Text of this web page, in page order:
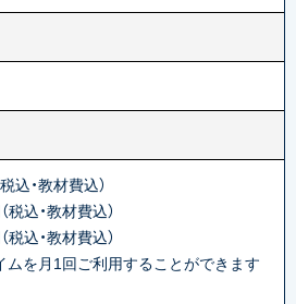
・教材費込）
込・教材費込）
込・教材費込）
ムを月1回ご利用することができます